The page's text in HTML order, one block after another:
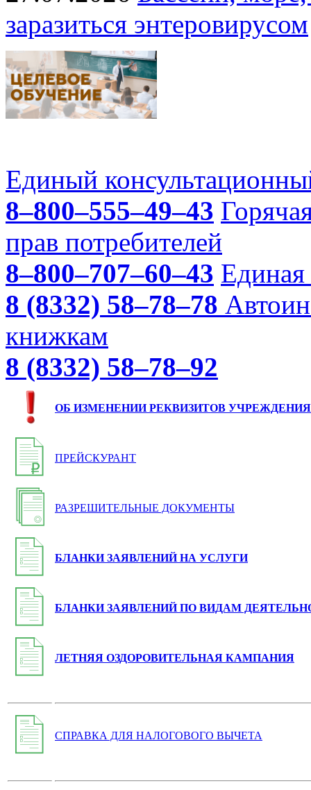
заразиться энтеровирусом
Единый
8–800–555–49–43
прав потребителей
8–800–707–60–43 Единая
8 (8332) 58–78–78
книжкам
8 (8332) 58–78–92
ОБ ИЗМЕНЕНИИ РЕКВИЗИТОВ УЧРЕЖДЕНИЯ
ПРЕЙСКУРАНТ
РАЗРЕШИТЕЛЬНЫЕ ДОКУМЕНТЫ
БЛАНКИ ЗАЯВЛЕНИЙ НА УСЛУГИ
БЛАНКИ ЗАЯВЛЕНИЙ ПО ВИДАМ
ЛЕТНЯЯ ОЗДОРОВИТЕЛЬНАЯ КАМПАНИЯ
СПРАВКА ДЛЯ НАЛОГОВОГО ВЫЧЕТА